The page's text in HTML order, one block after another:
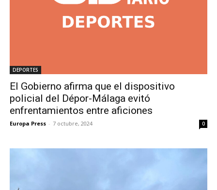
DEPORTES
El Gobierno afirma que el dispositivo
policial del Dépor-Málaga evitó
enfrentamientos entre aficiones
Europa Press - 7 octubre, 2024 0